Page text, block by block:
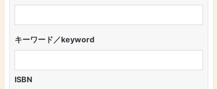
キーワード／keyword
ISBN